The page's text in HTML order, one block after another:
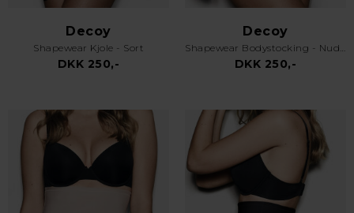
Decoy
Shapewear Kjole - Sort
DKK 250,-
Decoy
Shapewear Bodystocking - Nude - Lys Skin
DKK 250,-